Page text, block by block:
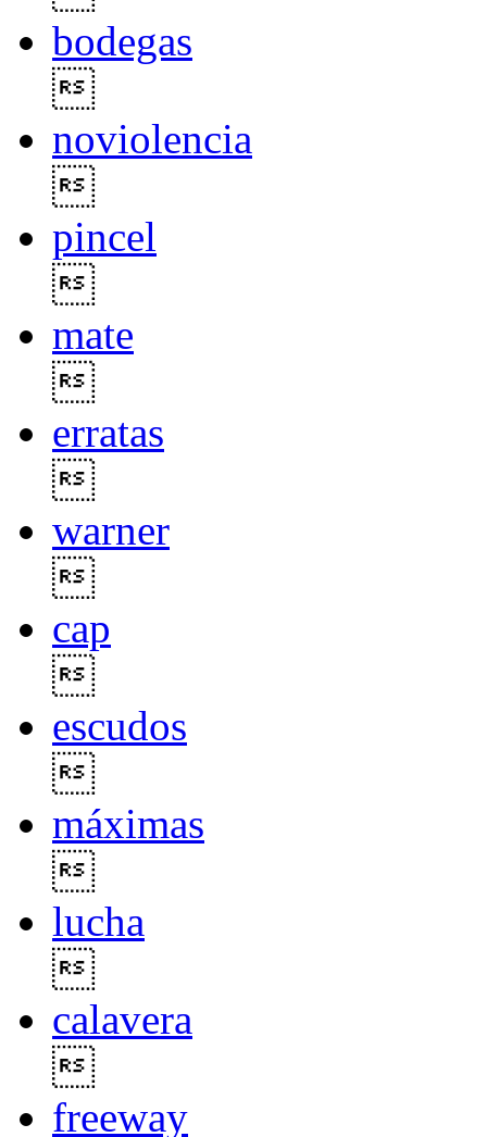
bodegas
noviolencia
pincel
mate
erratas
warner
cap
escudos
máximas
lucha
calavera
freeway